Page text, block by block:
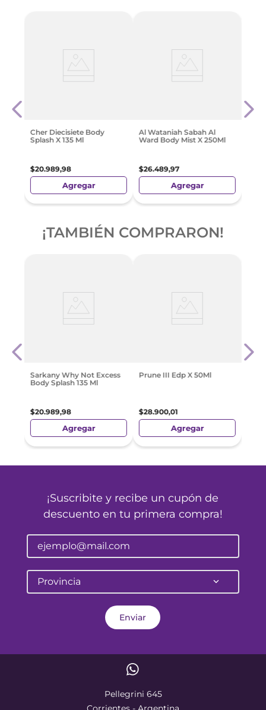
Cher Diecisiete Body
Splash X 135 Ml
$20.989,98
Agregar
Al Wataniah Sabah Al
Ward Body Mist X 250Ml
$26.489,97
Agregar
¡TAMBIÉN COMPRARON!
Sarkany Why Not Excess
Body Splash 135 Ml
$20.989,98
Agregar
Prune III Edp X 50Ml
$28.900,01
Agregar
¡Suscribite y recibe un cupón de
descuento en tu primera compra!
Provincia
Enviar
Pellegrini 645